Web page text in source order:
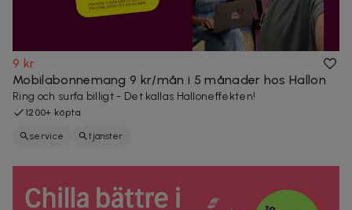
9 kr
Mobilabonnemang 9 kr/mån i 5 månader hos Hallon
Ring och surfa billigt - Det kallas Halloneffekten!
1200+ köpta
service tjänster